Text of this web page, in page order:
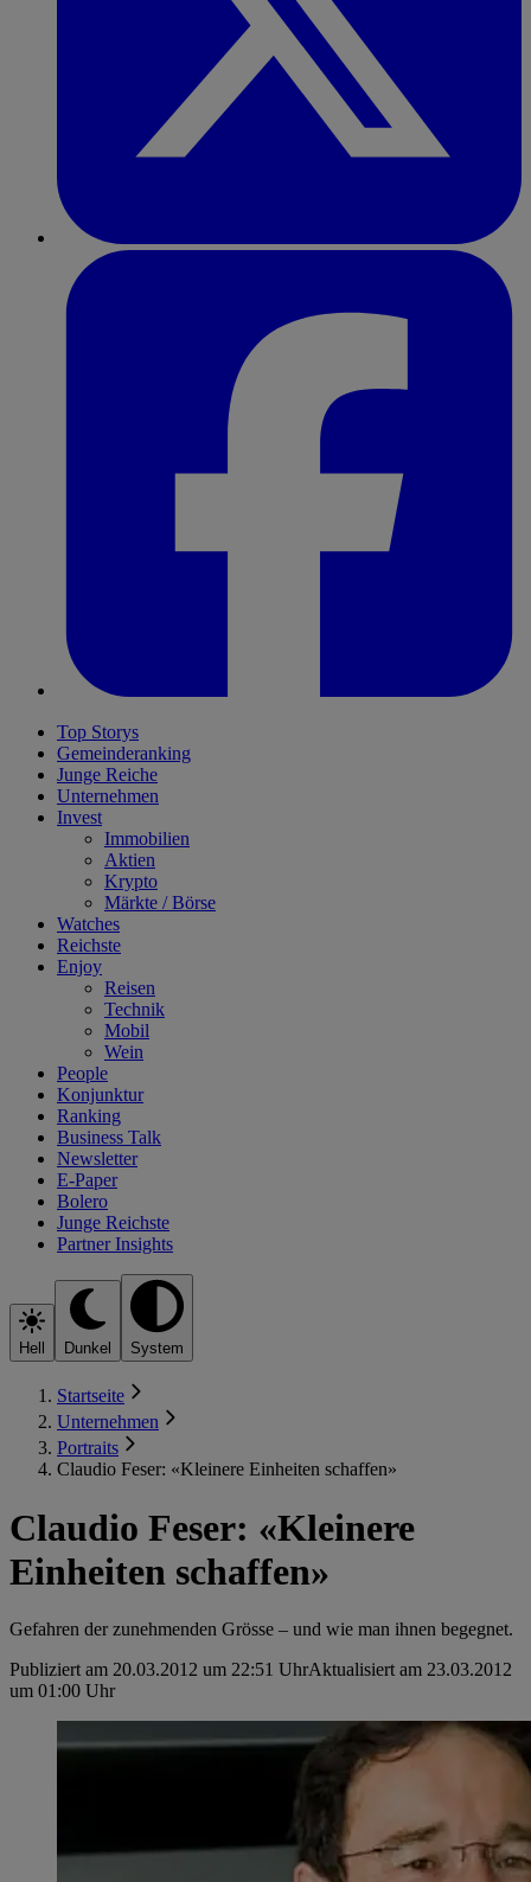
Top Storys
Gemeinderanking
Junge Reiche
Unternehmen
Invest
Immobilien
Aktien
Krypto
Märkte / Börse
Watches
Reichste
Enjoy
Reisen
Technik
Mobil
Wein
People
Konjunktur
Ranking
Business Talk
Newsletter
E-Paper
Bolero
Junge Reichste
Partner Insights
Hell Dunkel System
Startseite
Unternehmen
Portraits
Claudio Feser: «Kleinere Einheiten schaffen»
Claudio Feser: «Kleinere
Einheiten schaffen»
Gefahren der zunehmenden Grösse – und wie man ihnen begegnet.
Publiziert am 20.03.2012 um 22:51 UhrAktualisiert am 23.03.2012
um 01:00 Uhr